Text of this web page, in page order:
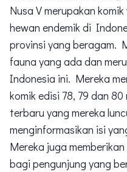
Nusa V merupakan
hewan endemik di
provinsi yang beragam.
fauna yang ada dan
Indonesia ini. Mereka
komik edisi 78, 79 dan
terbaru yang mereka
menginformasikan isi
Mereka juga
bagi pengunjung yang